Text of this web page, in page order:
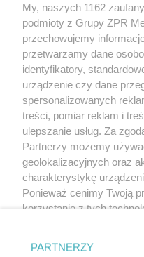
Informacje o beneficjencie
Rozgłośni Radiowejw
Rejestrze Beneficjentów
Podatkowy Usługi -
rzeczywistymi są: Paweł
Szuster.
Usługi medialne, platformy
czasopisma dostarczane lub
w skład tej samej grupy
ustawy z dnia 16 lutego 2007
konsumentów (Dz. U. z 2021
Link
Informujemy, iż Krajowa
właściwym w sprawach
My, naszych 1162
podmioty z Grupy ZPR
przechowujemy
przetwarzamy dane
identyfikatory,
urządzenie czy dane
spersonalizowanych
treści, pomiar reklam i
ulepszanie usług. Za
Partnerzy możemy
geolokalizacyjnych oraz
charakterystykę
Ponieważ cenimy Twoją
korzystanie z tych
zmienić/wycofać klikając
PARTNERZY